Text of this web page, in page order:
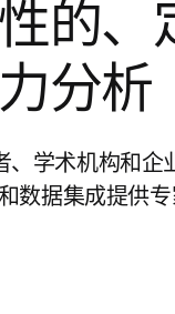
的、
分析
、学术机构和企
数据集成提供